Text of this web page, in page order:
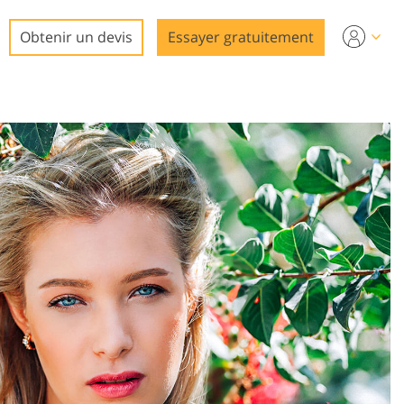
Obtenir un devis Essayer gratuitement